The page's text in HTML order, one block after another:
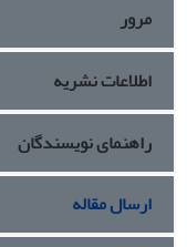
مرور
اطلاعات نشریه
راهنمای نویسندگان
ارسال مقاله